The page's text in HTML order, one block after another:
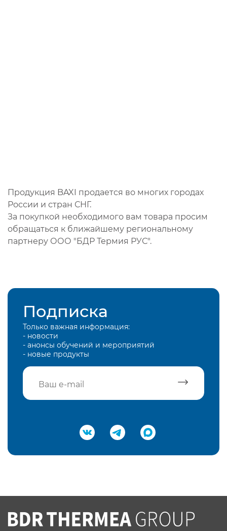
Продукция BAXI продается во многих городах
России и стран СНГ.
За покупкой необходимого вам товара просим
обращаться к ближайшему региональному
партнеру ООО "БДР Термия РУС".
Подписка
Только важная информация:
- новости
- анонсы обучений и мероприятий
- новые продукты
Подтвердить e-mail
Вы соглашаетесь с нашей политикой
конфеденциальности